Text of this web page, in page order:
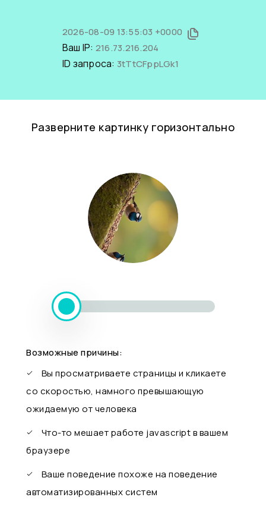
2026-08-09 13:55:03 +0000
Ваш IP: 216.73.216.204
ID запроса: 3tTtCFppLGk1
Разверните картинку горизонтально
Возможные причины:
Вы просматриваете страницы и кликаете
со скоростью, намного превышающую
ожидаемую от человека
Что-то мешает работе javascript в вашем
браузере
Ваше поведение похоже на поведение
автоматизированных систем